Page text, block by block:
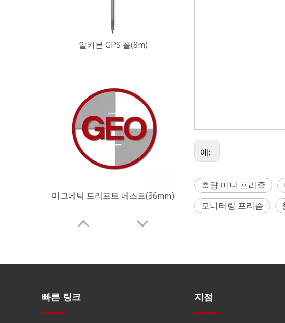
에:
측량 미니 프리즘
모니터링 프리즘
빠른 링크 지점